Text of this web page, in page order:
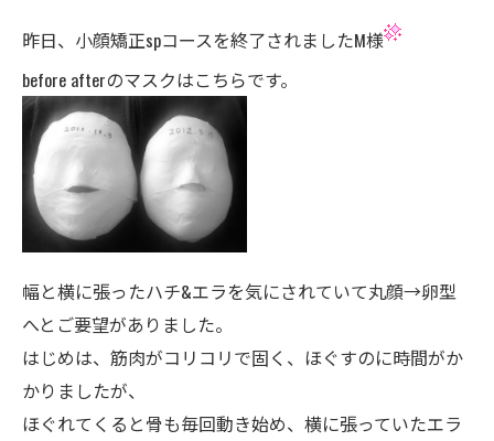
昨日、小顔矯正spコースを終了されましたM様
before afterのマスクはこちらです。
幅と横に張ったハチ&エラを気にされていて丸顔→卵型
へとご要望がありました。
はじめは、筋肉がコリコリで固く、ほぐすのに時間がか
かりましたが、
ほぐれてくると骨も毎回動き始め、横に張っていたエラ